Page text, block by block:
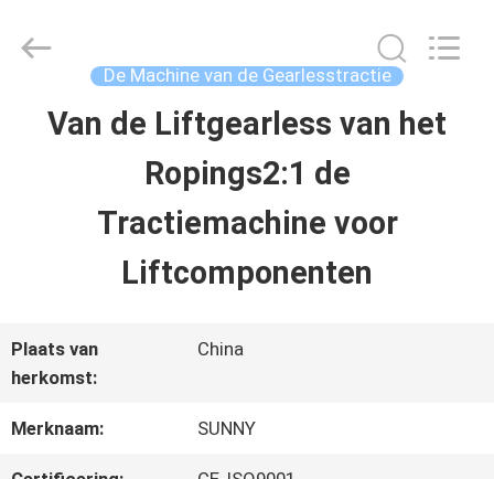
HUIS
PRODUCTEN
ONGEVEER
ONS
SUNNY
ELEVATOR
De Machine van de Gearlesstractie
Van de Liftgearless van het
Ropings2:1 de
Tractiemachine voor
Liftcomponenten
Plaats van
herkomst:
China
Merknaam: SUNNY